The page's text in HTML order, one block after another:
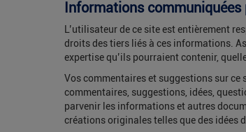
Informations
L’utilisateur de ce site est entièrement
droits des tiers liés à ces informations.
expertise qu’ils pourraient contenir,
Vos commentaires et suggestions sur ce
commentaires, suggestions, idées,
parvenir les informations et autres
créations originales telles que des idées